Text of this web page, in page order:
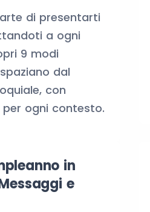
di presentarti
a ogni
9 modi
dal
con
ogni contesto.
in
e